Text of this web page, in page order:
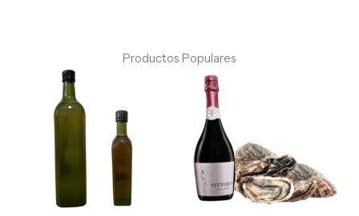
Productos Populares
desde
S/ 60.00
hasta